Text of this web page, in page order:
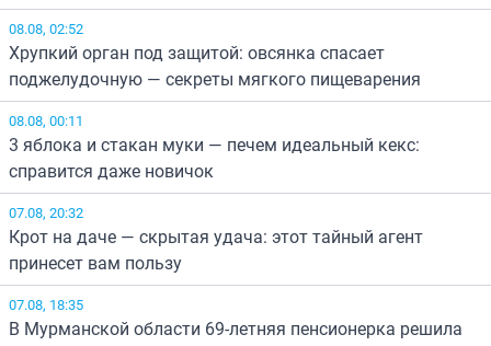
08.08, 02:52
Хрупкий орган под защитой: овсянка спасает
поджелудочную — секреты мягкого пищеварения
08.08, 00:11
3 яблока и стакан муки — печем идеальный кекс:
справится даже новичок
07.08, 20:32
Крот на даче — скрытая удача: этот тайный агент
принесет вам пользу
07.08, 18:35
В Мурманской области 69-летняя пенсионерка решила